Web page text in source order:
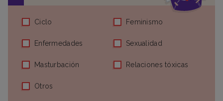
Ciclo Feminismo
Enfermedades Sexualidad
Masturbación Relaciones tóxicas
Otros